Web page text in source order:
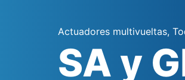
Actuadores multivueltas,
SA y